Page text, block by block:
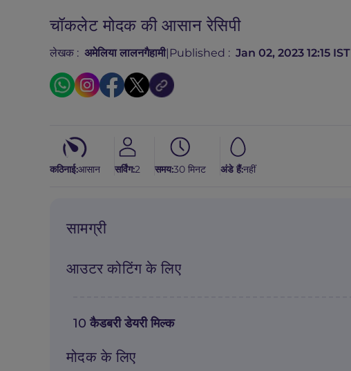
चॉकलेट मोदक की आसान रेसिपी
लेखक : अमेलिया लालनगैहामी| Published : Jan 02, 2023 12:15 IST
कठिनाई:आसान सर्विंग:2 समय:30 मिनट अंडे हैं:नहीं
सामग्री
आउटर कोटिंग के लिए
10 कैडबरी डेयरी मिल्क
मोदक के लिए